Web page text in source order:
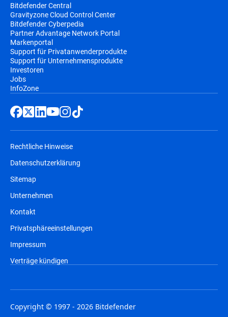
Bitdefender Central
Gravityzone Cloud Control Center
Bitdefender Cyberpedia
Partner Advantage Network Portal
Markenportal
Support für Privatanwenderprodukte
Support für Unternehmensprodukte
Investoren
Jobs
InfoZone
Rechtliche Hinweise
Datenschutzerklärung
Sitemap
Unternehmen
Kontakt
Privatsphäreeinstellungen
Impressum
Verträge kündigen
Copyright © 1997 - 2026 Bitdefender